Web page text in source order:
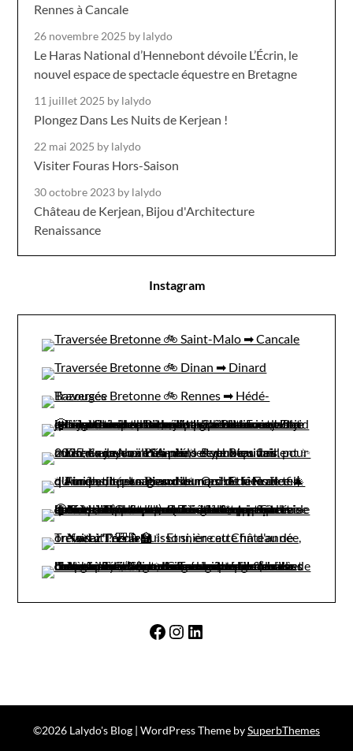
Rennes à Cancale
26 novembre 2025 by lalydo
Le Haras National d’Hennebont dévoile L’Écrin, le
nouvel espace de spectacle équestre en Bretagne
11 juillet 2025 by lalydo
Plongez Dans Les Nuits de Kerjean !
22 mai 2025 by lalydo
Visiter Fouras Hors-Saison
30 octobre 2023 by lalydo
Château de Kerjean, Bijou d'Architecture
Renaissance
Instagram
Facebook
Instagram
LinkedIn
©2026 Lalydo's Blog | WordPress Theme bySuperbThemes